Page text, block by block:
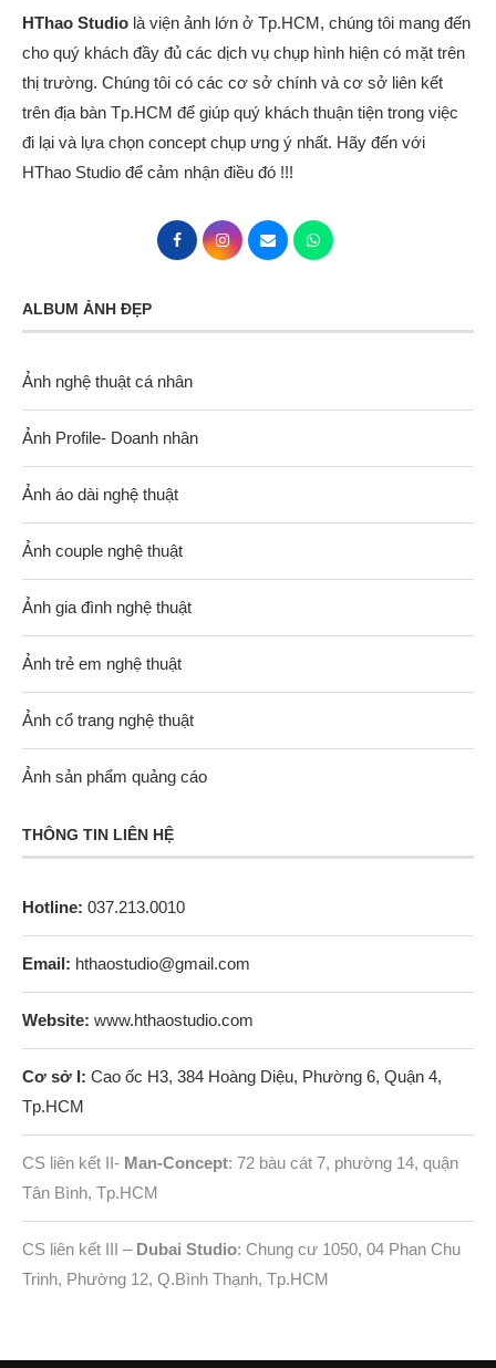
HThao Studio là viện ảnh lớn ở Tp.HCM, chúng tôi mang đến
cho quý khách đầy đủ các dịch vụ chụp hình hiện có mặt trên
thị trường. Chúng tôi có các cơ sở chính và cơ sở liên kết
trên địa bàn Tp.HCM để giúp quý khách thuận tiện trong việc
đi lại và lựa chọn concept chụp ưng ý nhất. Hãy đến với
HThao Studio để cảm nhận điều đó !!!
ALBUM ẢNH ĐẸP
Ảnh nghệ thuật cá nhân
Ảnh Profile- Doanh nhân
Ảnh áo dài nghệ thuật
Ảnh couple nghệ thuật
Ảnh gia đình nghệ thuật
Ảnh trẻ em nghệ thuật
Ảnh cổ trang nghệ thuật
Ảnh sản phẩm quảng cáo
THÔNG TIN LIÊN HỆ
Hotline: 037.213.0010
Email: hthaostudio@gmail.com
Website: www.hthaostudio.com
Cơ sở I: Cao ốc H3, 384 Hoàng Diệu, Phường 6, Quận 4,
Tp.HCM
CS liên kết II- Man-Concept: 72 bàu cát 7, phường 14, quận
Tân Bình, Tp.HCM
CS liên kết III – Dubai Studio: Chung cư 1050, 04 Phan Chu
Trinh, Phường 12, Q.Bình Thạnh, Tp.HCM